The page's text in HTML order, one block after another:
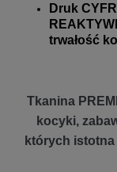
Druk
trwałość
Tkanina
kocyki,
których istotna